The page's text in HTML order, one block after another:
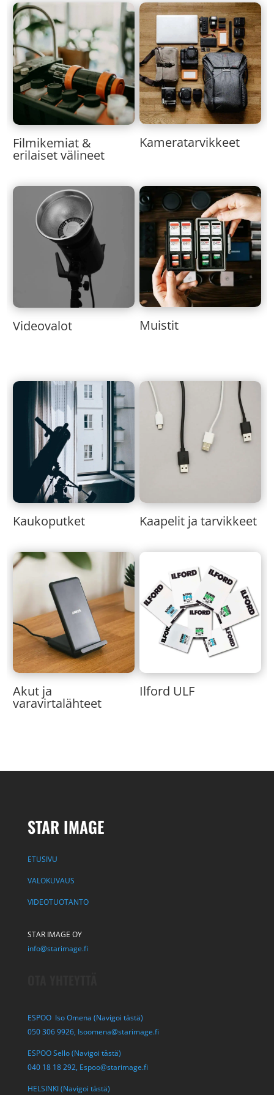
Filmikemiat &
erilaiset välineet
Kameratarvikkeet
Videovalot Muistit
Kaukoputket Kaapelit ja tarvikkeet
Akut ja
varavirtalähteet
Ilford ULF
STAR IMAGE
ETUSIVU
VALOKUVAUS
VIDEOTUOTANTO
STAR IMAGE OY
info@starimage.fi
ESPOO Iso Omena (Navigoi tästä)
050 306 9926, Isoomena@starimage.fi
ESPOO Sello (Navigoi tästä)
040 18 18 292, Espoo@starimage.fi
HELSINKI (Navigoi tästä)